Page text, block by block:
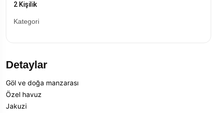
2 Kişilik
Kategori
Detaylar
Göl ve doğa manzarası
Özel havuz
Jakuzi